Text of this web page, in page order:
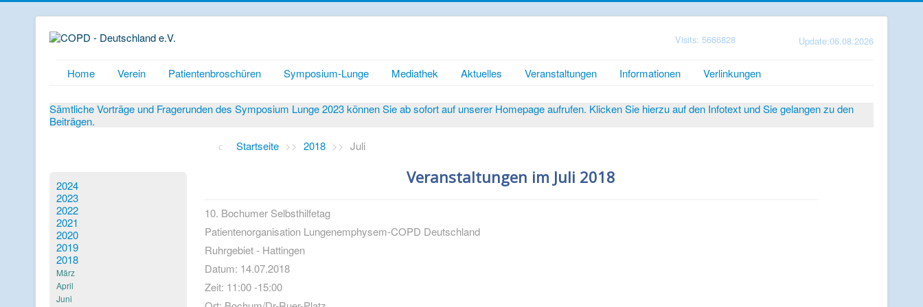
Visits: 5666828 Update:06.08.2026
Home Verein Patientenbroschüren Symposium-Lunge Mediathek Aktuelles Veranstaltungen Informationen Verlinkungen
Sämtliche Vorträge und Fragerunden des Symposium Lunge 2023 können Sie ab sofort auf unserer Homepage aufrufen. Klicken Sie hierzu auf den Infotext und Sie gelangen zu den
Beiträgen.
2024
2023
2022
2021
2020
2019
2018
März
April
Juni
Startseite >> 2018 >> Juli
Veranstaltungen im Juli 2018
10. Bochumer Selbsthilfetag
Patientenorganisation Lungenemphysem-COPD Deutschland
Ruhrgebiet - Hattingen
Datum: 14.07.2018
Zeit: 11:00 -15:00